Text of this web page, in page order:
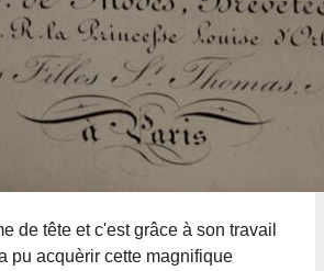
de tête et c'est grâce à son travail
pu acquèrir cette magnifique